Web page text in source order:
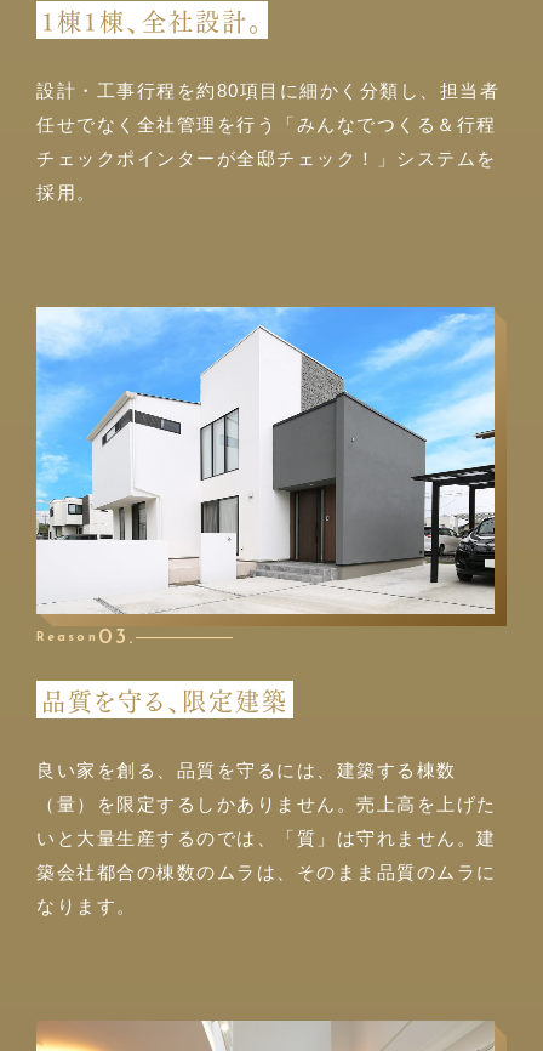
1棟1棟、全社設計。
設計・工事行程を約80項目に細かく分類し、担当者
任せでなく全社管理を行う「みんなでつくる＆行程
チェックポインターが全邸チェック！」システムを
採用。
Reason 03.
品質を守る、限定建築
良い家を創る、品質を守るには、建築する棟数
（量）を限定するしかありません。売上高を上げた
いと大量生産するのでは、「質」は守れません。建
築会社都合の棟数のムラは、そのまま品質のムラに
なります。